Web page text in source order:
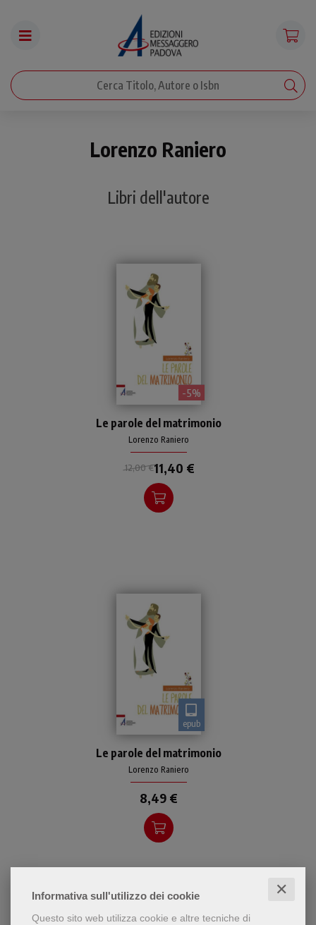
Informativa sull'utilizzo dei cookie ✕
Questo sito web utilizza cookie e altre tecniche di
Lorenzo Raniero
Libri dell'autore
- 5%
parola per parola, alla
formula del consenso
matrimoniale cristiano.
Le parole del matrimonio
Lorenzo Raniero
12,00 €11,40 €
epub
gli sposi cristiani
pronunciano il giorno delle
nozze
Le parole del matrimonio
Lorenzo Raniero
8,49 €